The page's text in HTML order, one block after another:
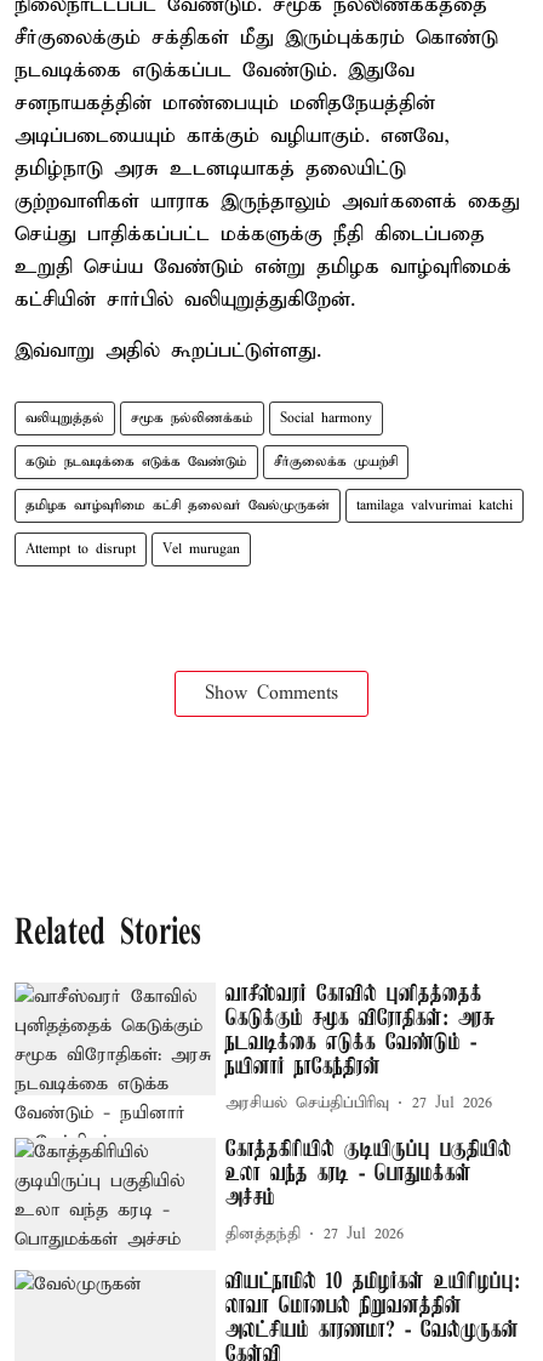
சீர்குலைக்கும் சக்திகள் மீது இரும்புக்கரம் கொண்டு
நடவடிக்கை எடுக்கப்பட வேண்டும். இதுவே
சனநாயகத்தின் மாண்பையும் மனிதநேயத்தின்
அடிப்படையையும் காக்கும் வழியாகும். எனவே,
தமிழ்நாடு அரசு உடனடியாகத் தலையிட்டு
குற்றவாளிகள் யாராக இருந்தாலும் அவர்களைக் கைது
செய்து பாதிக்கப்பட்ட மக்களுக்கு நீதி கிடைப்பதை
உறுதி செய்ய வேண்டும் என்று தமிழக வாழ்வுரிமைக்
கட்சியின் சார்பில் வலியுறுத்துகிறேன்.
இவ்வாறு அதில் கூறப்பட்டுள்ளது.
வலியுறுத்தல் சமூக நல்லிணக்கம் Social harmony
கடும் நடவடிக்கை எடுக்க வேண்டும் சீர்குலைக்க முயற்சி
தமிழக வாழ்வுரிமை கட்சி தலைவர் வேல்முருகன் tamilaga valvurimai katchi
Attempt to disrupt Vel murugan
Show Comments
Related Stories
வாசீஸ்வரர் கோவில் புனிதத்தைக்
கெடுக்கும் சமூக விரோதிகள்: அரசு
நடவடிக்கை எடுக்க வேண்டும் -
நயினார் நாகேந்திரன்
அரசியல் செய்திப்பிரிவு 27 Jul 2026
கோத்தகிரியில் குடியிருப்பு பகுதியில்
உலா வந்த கரடி - பொதுமக்கள்
அச்சம்
தினத்தந்தி 27 Jul 2026
வியட்நாமில் 10 தமிழர்கள் உயிரிழப்பு:
லாவா மொபைல் நிறுவனத்தின்
அலட்சியம் காரணமா? - வேல்முருகன்
கேள்வி